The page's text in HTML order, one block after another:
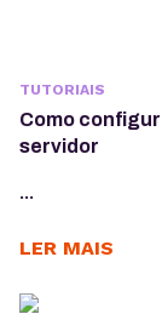
TUTORIAIS
Como
servidor
...
LER MAIS